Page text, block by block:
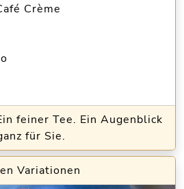
Crème
feiner Tee. Ein Augenblick
für Sie.
Variationen